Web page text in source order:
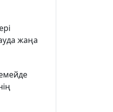
жаңа